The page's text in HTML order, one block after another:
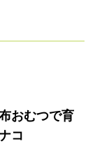
おむつで育
コ